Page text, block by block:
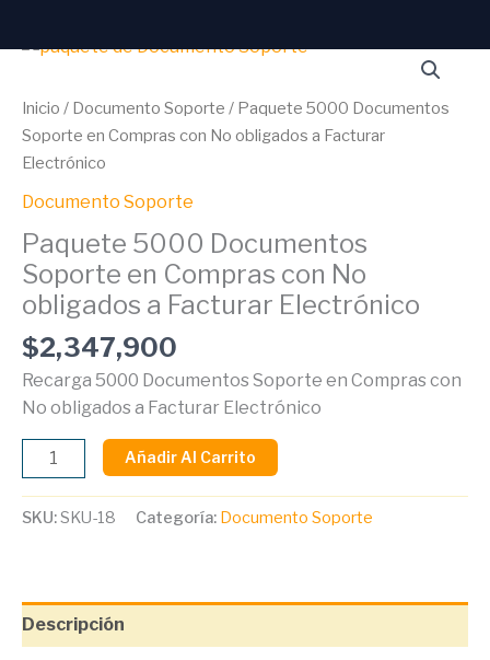
Inicio / Documento Soporte / Paquete 5000 Documentos
Soporte en Compras con No obligados a Facturar
Electrónico
Documento Soporte
Paquete 5000 Documentos
Soporte en Compras con No
obligados a Facturar Electrónico
$2,347,900
Recarga 5000 Documentos Soporte en Compras con
No obligados a Facturar Electrónico
Paquete
Documentos
Soporte
en
con
No
obligados
Facturar
Electrónico
cantidad
Añadir Al Carrito
SKU:SKU-18 Categoría: Documento Soporte
Descripción